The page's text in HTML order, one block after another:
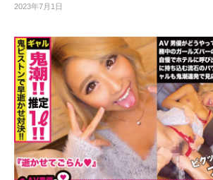
2023年7月1日